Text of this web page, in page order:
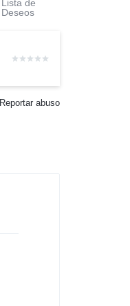
Lista de
Deseos
Reportar abuso